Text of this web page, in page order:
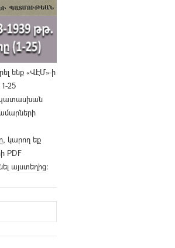
ենք «ՎԷՄ»-ի
25
կարող եք
PDF
այստեղից։